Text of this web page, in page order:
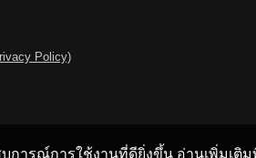
Policy)
บการณ์การใช้งานที่ดียิ่งขึ้น อ่านเพิ่มเ